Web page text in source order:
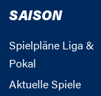
SAISON
Spielpläne Liga &
Pokal
Aktuelle Spiele